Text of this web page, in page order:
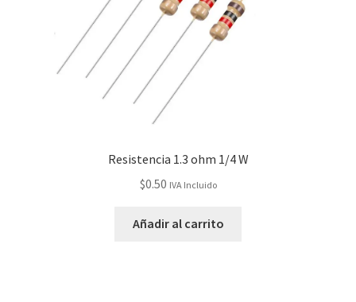
Resistencia 1.3 ohm 1/4 W
$0.50 IVA Incluido
Añadir al carrito